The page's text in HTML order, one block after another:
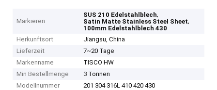
Markieren
SUS 210 Edelstahlblech,
Satin Matte Stainless Steel Sheet,
100mm Edelstahlblech 430
Herkunftsort
Jiangsu, China
Lieferzeit
7~20 Tage
Markenname
TISCO HW
Min Bestellmenge
3 Tonnen
Modellnummer
201 304 316L 410 420 430